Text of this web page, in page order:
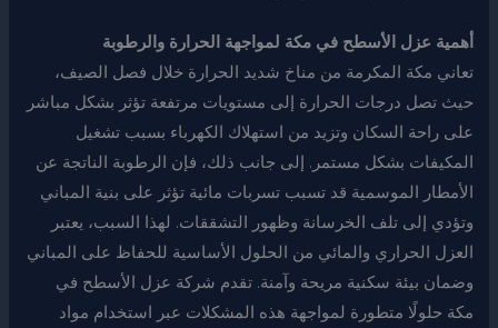
أهمية عزل الأسطح في مكة لمواجهة الحرارة والرطوبة
تعاني مكة المكرمة من مناخ شديد الحرارة خلال فصل الصيف،
حيث تصل درجات الحرارة إلى مستويات مرتفعة تؤثر بشكل مباشر
على راحة السكان وتزيد من استهلاك الكهرباء بسبب تشغيل
المكيفات بشكل مستمر. إلى جانب ذلك، فإن الرطوبة الناتجة عن
الأمطار الموسمية قد تسبب تسربات مائية تؤثر على بنية المباني
وتؤدي إلى تلف الخرسانة وظهور التشققات. لهذا السبب، يعتبر
العزل الحراري والمائي من الحلول الأساسية للحفاظ على المباني
وضمان بيئة سكنية مريحة وآمنة. تقدم شركة عزل الأسطح في
مكة حلولًا متطورة لمواجهة هذه المشكلات عبر استخدام مواد